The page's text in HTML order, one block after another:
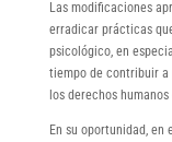
Las modificaciones
erradicar prácticas
psicológico, en
tiempo de contribuir a
los derechos
En su oportunidad, en